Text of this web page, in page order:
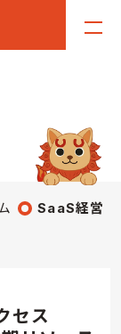
SaaS経営
セス